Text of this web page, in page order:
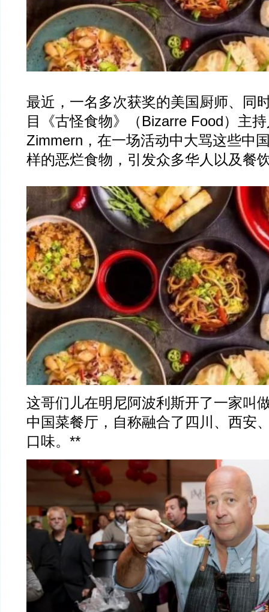
最近，一名多次获奖的美国厨师、同
目《古怪食物》（Bizarre Food）主
Zimmern，在一场活动中大骂这些中
样的恶烂食物，引发众多华人以及餐
这哥们儿在明尼阿波利斯开了一家叫
中国菜餐厅，自称融合了四川、西安
口味。**